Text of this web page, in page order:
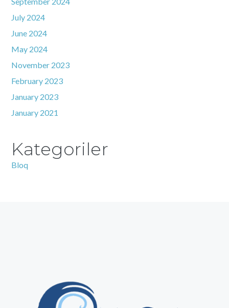
July 2024
June 2024
May 2024
November 2023
February 2023
January 2023
January 2021
Kategoriler
Bloq